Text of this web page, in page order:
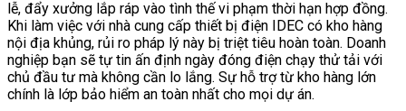
lễ, đẩy xưởng lắp ráp vào tình thế vi phạm thời hạn hợp đồng.
Khi làm việc với nhà cung cấp thiết bị điện IDEC có kho hàng
nội địa khủng, rủi ro pháp lý này bị triệt tiêu hoàn toàn. Doanh
nghiệp bạn sẽ tự tin ấn định ngày đóng điện chạy thử tải với
chủ đầu tư mà không cần lo lắng. Sự hỗ trợ từ kho hàng lớn
chính là lớp bảo hiểm an toàn nhất cho mọi dự án.